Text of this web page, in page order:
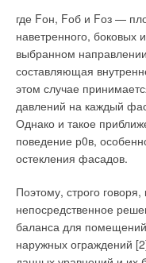
где Fон, Fоб и Fоз —
наветренного, боковых
выбранном
составляющая
этом случае
давлений на каждый
Однако и такое
поведение р0в,
остекления фасадов.
Поэтому, строго
непосредственное
баланса для
наружных ограждений
приборов.
Для обеспечения
малых проливочных
время осреднения. На
рабочих приборов с
результата необходимо
количество импульсов
эталонного
В этом случае поверка
до нескольких часов.
расхода и деаэрации
ресивера. В этом
продолжительность их
помещения в течение
влияние элемента
материала,
более значительно,
материала с меньшей
Оборудование и
факторы, оказывающие
воздействующие на
элементам относится
при превращении
энергии в тепловую, а